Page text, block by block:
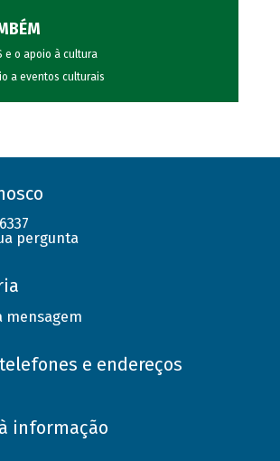
e o apoio à cultura
a eventos culturais
pergunta
mensagem
e endereços
informação